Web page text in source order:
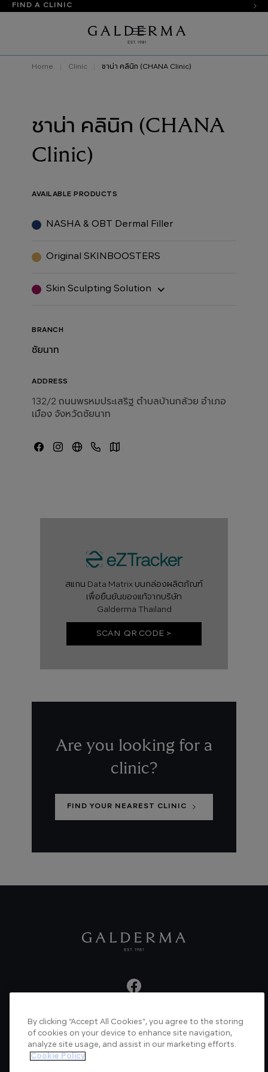
FIND A CLINIC
Home Clinic ชาน่า คลินิก (CHANA Clinic)
ชาน่า คลินิก (CHANA
Clinic)
AVAILABLE PRODUCTS
NASHA & OBT Dermal Filler
Original SKINBOOSTERS
Skin Sculpting Solution
BRANCH
ชัยนาท
ADDRESS
132/2 ถนนพรหมประเสริฐ ตำบลบ้านกล้วย อำเภอ
เมือง จังหวัดชัยนาท
สแกน Data Matrix บนกล่องผลิตภัณฑ์
เพื่อยืนยันของแท้จากบริษัท
Galderma Thailand
SCAN QR CODE >
Are you looking for a
clinic?
FIND YOUR NEAREST CLINIC
About us Articles News Videos
Verified Certificate Contact us
By clicking “Accept All Cookies”, you agree to the storing
of cookies on your device to enhance site navigation,
analyze site usage, and assist in our marketing efforts.
Cookie Policy